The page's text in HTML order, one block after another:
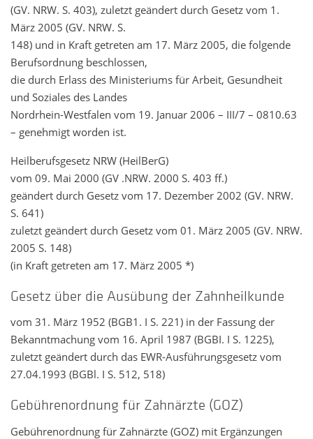
(GV. NRW. S. 403), zuletzt geändert durch Gesetz vom 1.
März 2005 (GV. NRW. S.
148) und in Kraft getreten am 17. März 2005, die folgende
Berufsordnung beschlossen,
die durch Erlass des Ministeriums für Arbeit, Gesundheit
und Soziales des Landes
Nordrhein-Westfalen vom 19. Januar 2006 – III/7 – 0810.63
– genehmigt worden ist.
Heilberufsgesetz NRW (HeilBerG)
vom 09. Mai 2000 (GV .NRW. 2000 S. 403 ff.)
geändert durch Gesetz vom 17. Dezember 2002 (GV. NRW.
S. 641)
zuletzt geändert durch Gesetz vom 01. März 2005 (GV. NRW.
2005 S. 148)
(in Kraft getreten am 17. März 2005 *)
Gesetz über die Ausübung der Zahnheilkunde
vom 31. März 1952 (BGB1. I S. 221) in der Fassung der
Bekanntmachung vom 16. April 1987 (BGBI. I S. 1225),
zuletzt geändert durch das EWR-Ausführungsgesetz vom
27.04.1993 (BGBl. I S. 512, 518)
Gebührenordnung für Zahnärzte (GOZ)
Gebührenordnung für Zahnärzte (GOZ) mit Ergänzungen